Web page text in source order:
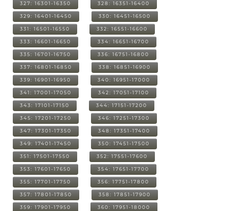
327: 16301-16350 328: 16351-16400
329: 16401-16450 330: 16451-16500
331: 16501-16550 332: 16551-16600
333: 16601-16650 334: 16651-16700
335: 16701-16750 336: 16751-16800
337: 16801-16850 338: 16851-16900
339: 16901-16950 340: 16951-17000
341: 17001-17050 342: 17051-17100
343: 17101-17150 344: 17151-17200
345: 17201-17250 346: 17251-17300
347: 17301-17350 348: 17351-17400
349: 17401-17450 350: 17451-17500
351: 17501-17550 352: 17551-17600
353: 17601-17650 354: 17651-17700
355: 17701-17750 356: 17751-17800
357: 17801-17850 358: 17851-17900
359: 17901-17950 360: 17951-18000